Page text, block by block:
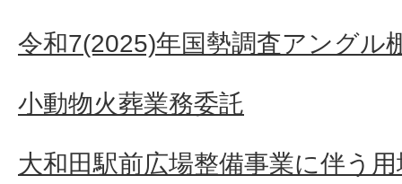
令和7(2025)年国勢調査アングル
小動物火葬業務委託
大和田駅前広場整備事業に伴う